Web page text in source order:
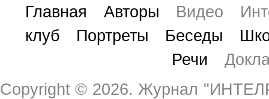
Главная Авторы Видео
клуб
Портреты Беседы
Речи
Copyright © 2026. Журнал